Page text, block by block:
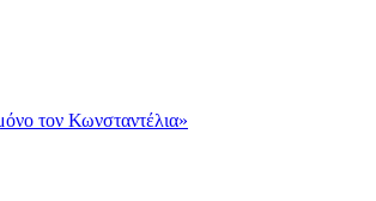
τον Κωνσταντέλια»